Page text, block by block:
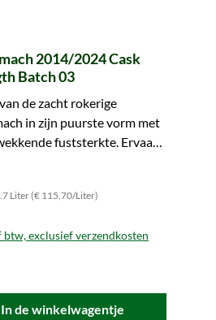
2014/2024 Cask
Batch 03
de zacht rokerige
in zijn puurste vorm met
fuststerkte. Ervaar
Liter (€ 115,70/Liter)
btw, exclusief verzendkosten
In de winkelwagentje